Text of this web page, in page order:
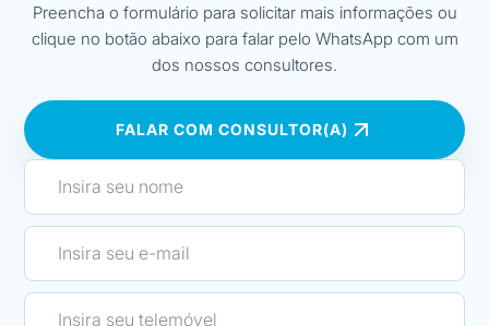
Preencha o formulário para solicitar mais informações ou
clique no botão abaixo para falar pelo WhatsApp com um
dos nossos consultores.
FALAR COM CONSULTOR(A)